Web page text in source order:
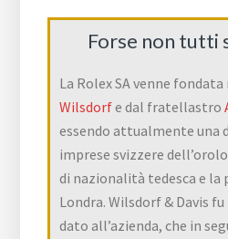
Forse non tutti
La Rolex SA venne fondata
Wilsdorfe dal fratellastro
essendo attualmente una
imprese svizzere
di nazionalità tedesca e la
Londra. Wilsdorf & Davis
dato all’azienda, che in